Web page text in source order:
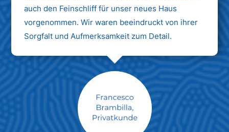
auch den Feinschliff für unser neues Haus
vorgenommen. Wir waren beeindruckt von ihrer
Sorgfalt und Aufmerksamkeit zum Detail.